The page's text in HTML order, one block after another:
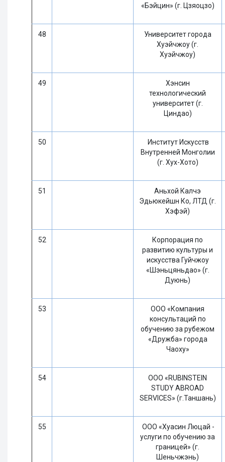
«Бэйцин» (г. Цзяоцзо)
48
Университет города
Хуэйчжоу (г.
Хуэйчжоу)
49
Хэнсин
технологический
университет (г.
Циндао)
50
Институт Искусств
Внутренней Монголии
(г. Хух-Хото)
51
Аньхой Калчэ
Эдьюкейшн Ко, ЛТД (г.
Хэфэй)
52
Корпорация по
развитию культуры и
искусства Гуйчжоу
«Шэньцяньдао» (г.
Дуюнь)
53
ООО «Компания
консультаций по
обучению за рубежом
«Дружба» города
Чаоху»
54
ООО «RUBINSTEIN
STUDY ABROAD
SERVICES» (г.Таншань)
55
ООО «Хуасин Люцай -
услуги по обучению за
границей» (г.
Шеньчжэнь)